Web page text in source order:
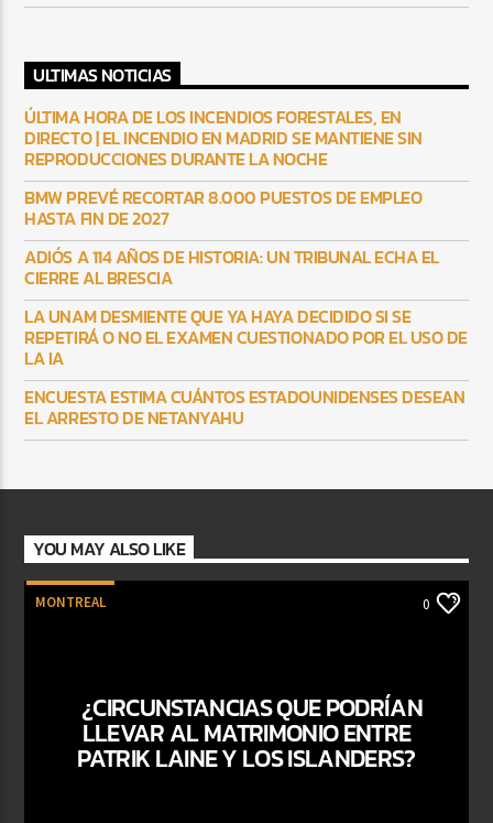
ULTIMAS NOTICIAS
ÚLTIMA HORA DE LOS INCENDIOS FORESTALES, EN
DIRECTO | EL INCENDIO EN MADRID SE MANTIENE SIN
REPRODUCCIONES DURANTE LA NOCHE
BMW PREVÉ RECORTAR 8.000 PUESTOS DE EMPLEO
HASTA FIN DE 2027
ADIÓS A 114 AÑOS DE HISTORIA: UN TRIBUNAL ECHA EL
CIERRE AL BRESCIA
LA UNAM DESMIENTE QUE YA HAYA DECIDIDO SI SE
REPETIRÁ O NO EL EXAMEN CUESTIONADO POR EL USO DE
LA IA
ENCUESTA ESTIMA CUÁNTOS ESTADOUNIDENSES DESEAN
EL ARRESTO DE NETANYAHU
YOU MAY ALSO LIKE
MONTREAL 0
¿CIRCUNSTANCIAS QUE PODRÍAN
LLEVAR AL MATRIMONIO ENTRE
PATRIK LAINE Y LOS ISLANDERS?